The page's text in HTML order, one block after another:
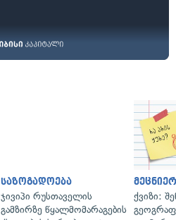
საზოგადოება
ჯივიპი რუსთაველის
გამზირზე წყალმომარაგების
ქვიზი: